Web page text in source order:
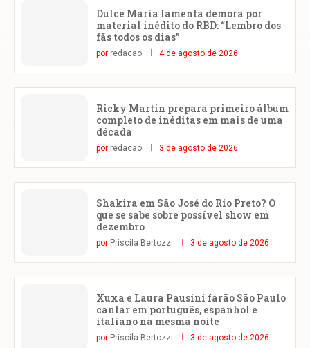
Dulce María lamenta demora por
material inédito do RBD: “Lembro dos
fãs todos os dias”
por redacao 4 de agosto de 2026
Ricky Martin prepara primeiro álbum
completo de inéditas em mais de uma
década
por redacao 3 de agosto de 2026
Shakira em São José do Rio Preto? O
que se sabe sobre possível show em
dezembro
por Priscila Bertozzi 3 de agosto de 2026
Xuxa e Laura Pausini farão São Paulo
cantar em português, espanhol e
italiano na mesma noite
por Priscila Bertozzi 3 de agosto de 2026